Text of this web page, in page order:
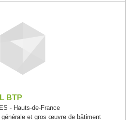
BTP
- Hauts-de-France
et gros œuvre de bâtiment